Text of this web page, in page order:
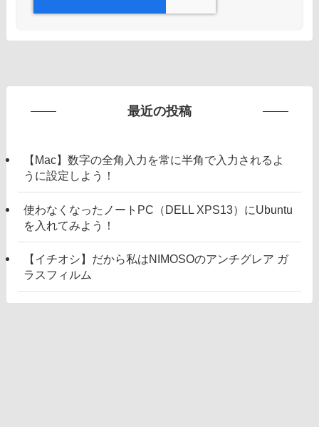
最近の投稿
【Mac】数字の全角入力を常に半角で入力されるよ
うに設定しよう！
使わなくなったノートPC（DELL XPS13）にUbuntu
を入れてみよう！
【イチオシ】だから私はNIMOSOのアンチグレア ガ
ラスフィルム